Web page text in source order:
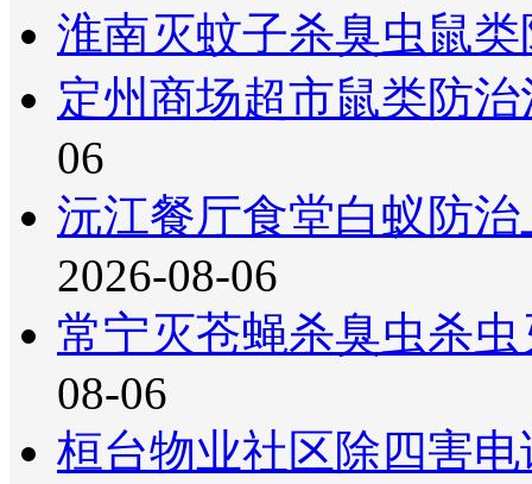
淮南灭蚊子杀臭虫鼠
定州商场超市鼠类防
06
沅江餐厅食堂白蚁防
2026-08-06
常宁灭苍蝇杀臭虫杀
08-06
桓台物业社区除四害